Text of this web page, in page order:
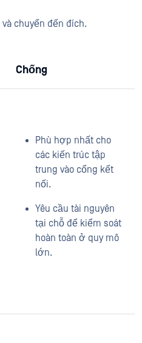
chuyển đến đích.
Chống
Phù hợp nhất cho
các kiến ​​trúc tập
trung vào cổng kết
nối.
Yêu cầu tài nguyên
tại chỗ để kiểm soát
hoàn toàn ở quy mô
lớn.